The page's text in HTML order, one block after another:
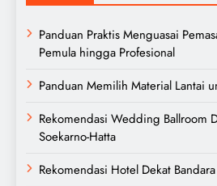
Panduan Praktis Menguasai
Pemula hingga Profesional
Panduan Memilih Material Lantai
Rekomendasi Wedding Ballroom
Soekarno-Hatta
Rekomendasi Hotel Dekat